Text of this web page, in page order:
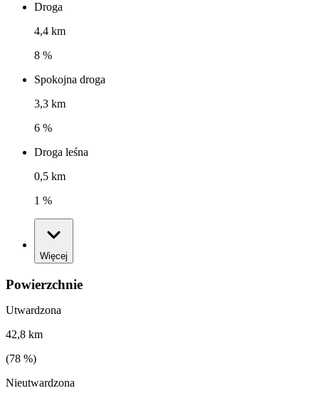
Droga
4,4 km
8 %
Spokojna droga
3,3 km
6 %
Droga leśna
0,5 km
1 %
Więcej
Powierzchnie
Utwardzona
42,8 km
(78 %)
Nieutwardzona